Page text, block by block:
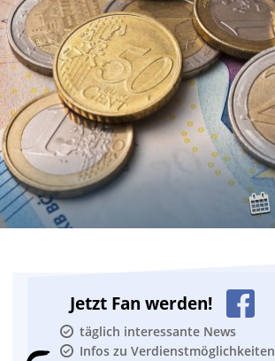
Jetzt Fan werden!
täglich interessante News
Infos zu Verdienstmöglichkeiten